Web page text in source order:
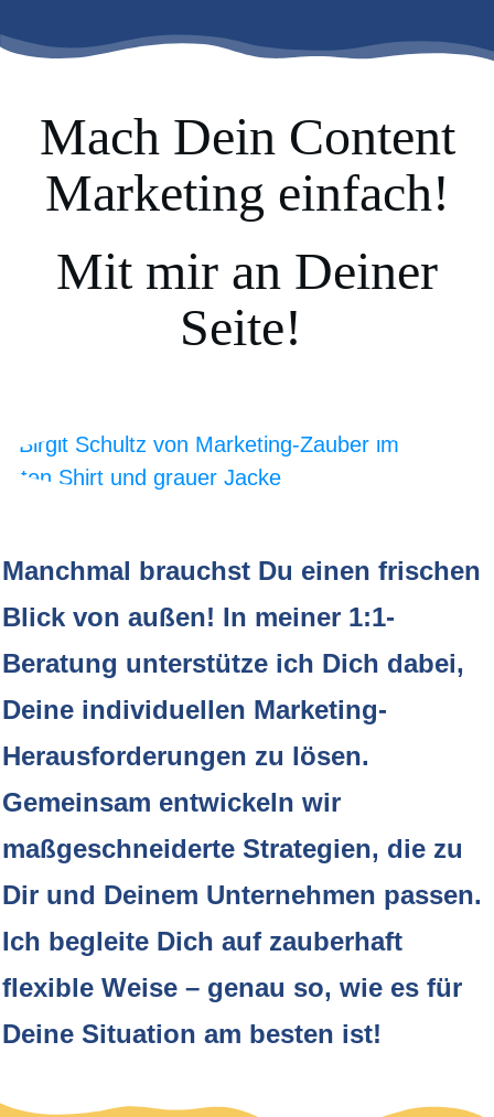
Mach Dein Content
Marketing einfach!
Mit mir an Deiner
Seite!
Manchmal brauchst Du einen frischen
Blick von außen! In meiner 1:1-
Beratung unterstütze ich Dich dabei,
Deine individuellen Marketing-
Herausforderungen zu lösen.
Gemeinsam entwickeln wir
maßgeschneiderte Strategien, die zu
Dir und Deinem Unternehmen passen.
Ich begleite Dich auf zauberhaft
flexible Weise – genau so, wie es für
Deine Situation am besten ist!